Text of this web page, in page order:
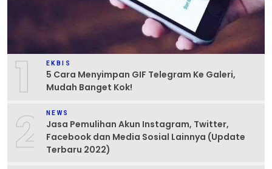
1 EKBIS
5 Cara Menyimpan GIF Telegram Ke Galeri,
Mudah Banget Kok!
2 NEWS
Jasa Pemulihan Akun Instagram, Twitter,
Facebook dan Media Sosial Lainnya (Update
Terbaru 2022)